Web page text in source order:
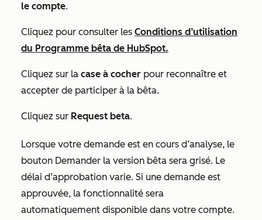
le compte.
Cliquez pour consulter les Conditions d’utilisation
du Programme bêta de HubSpot.
Cliquez sur la case à cocher pour reconnaître et
accepter de participer à la bêta.
Cliquez sur Request beta.
Lorsque votre demande est en cours d’analyse, le
bouton Demander la version bêta sera grisé. Le
délai d’approbation varie. Si une demande est
approuvée, la fonctionnalité sera
automatiquement disponible dans votre compte.